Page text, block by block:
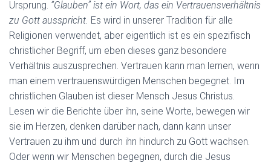
Ursprung. “Glauben” ist ein Wort, das ein Vertrauensverhältnis
zu Gott ausspricht. Es wird in unserer Tradition für alle
Religionen verwendet, aber eigentlich ist es ein spezifisch
christlicher Begriff, um eben dieses ganz besondere
Verhältnis auszusprechen. Vertrauen kann man lernen, wenn
man einem vertrauenswürdigen Menschen begegnet. Im
christlichen Glauben ist dieser Mensch Jesus Christus.
Lesen wir die Berichte über ihn, seine Worte, bewegen wir
sie im Herzen, denken darüber nach, dann kann unser
Vertrauen zu ihm und durch ihn hindurch zu Gott wachsen.
Oder wenn wir Menschen begegnen, durch die Jesus